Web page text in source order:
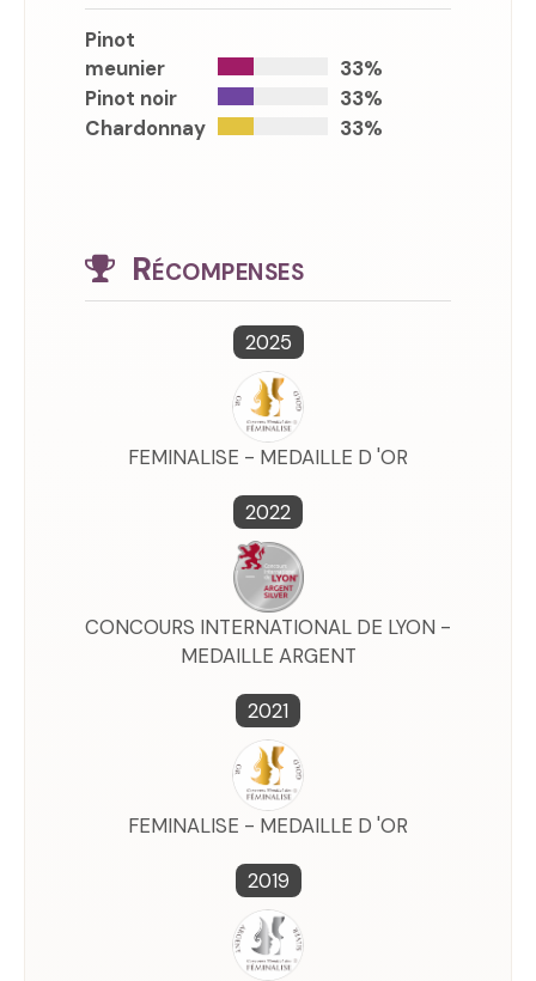
Pinot
meunier
33%
Pinot noir
33%
Chardonnay
33%
Récompenses
2025
FEMINALISE - MEDAILLE D 'OR
2022
CONCOURS INTERNATIONAL DE LYON -
MEDAILLE ARGENT
2021
FEMINALISE - MEDAILLE D 'OR
2019